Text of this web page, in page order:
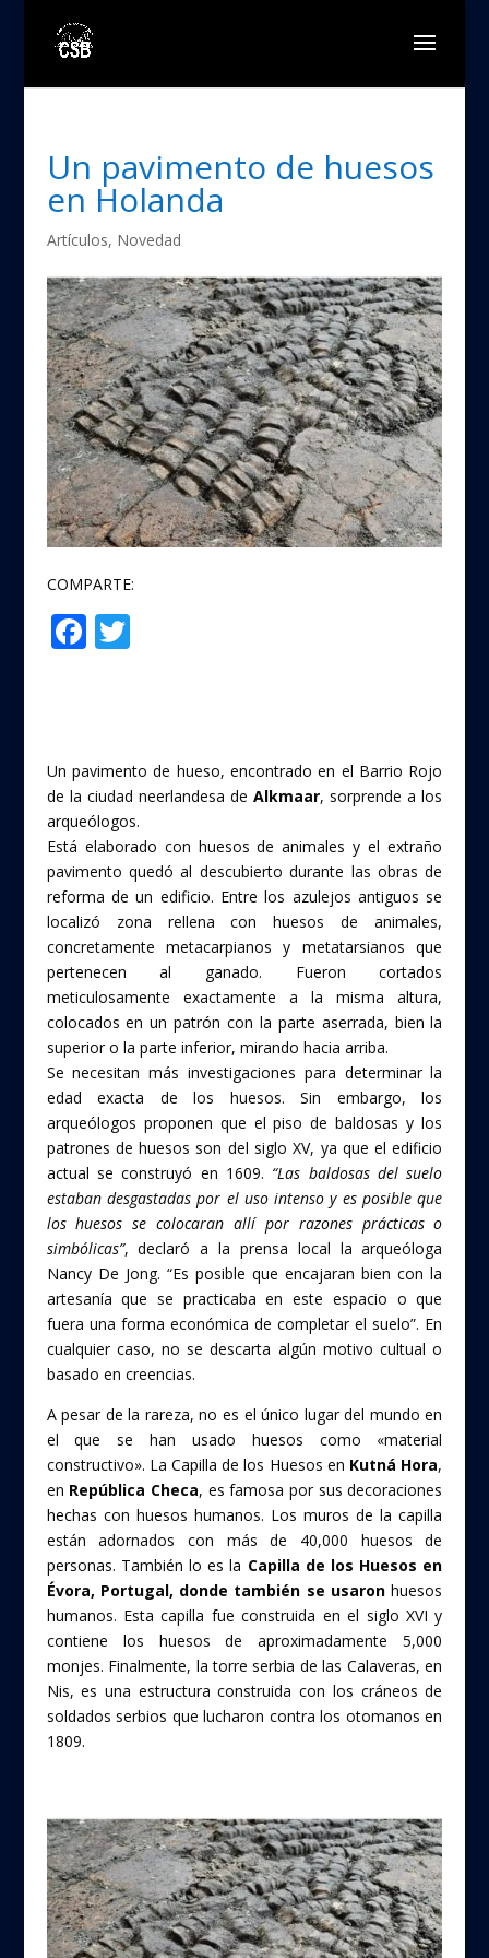
Un pavimento de huesos
en Holanda
Artículos, Novedad
COMPARTE:
F
o
o
k
T
Un pavimento de hueso, encontrado en el Barrio Rojo
de la ciudad neerlandesa deAlkmaar, sorprende a los
arqueólogos.
Está elaborado con huesos de animales y el extraño
pavimento quedó al descubierto durante las obras de
reforma de un edificio. Entre los azulejos antiguos se
localizó zona rellena con huesos de animales,
concretamente metacarpianos y metatarsianos que
pertenecen al ganado. Fueron cortados
meticulosamente exactamente a la misma altura,
colocados en un patrón con la parte aserrada, bien la
superior o la parte inferior, mirando hacia arriba.
Se necesitan más investigaciones para determinar la
edad exacta de los huesos. Sin embargo, los
arqueólogos proponen que el piso de baldosas y los
patrones de huesos son del siglo XV, ya que el edificio
actual se construyó en 1609. “Las baldosas del suelo
estaban desgastadas por el uso intenso y es posible que
los huesos se colocaran allí por razones prácticas o
simbólicas”, declaró a la prensa local la arqueóloga
Nancy De Jong. “Es posible que encajaran bien con la
artesanía que se practicaba en este espacio o que
fuera una forma económica de completar el suelo”. En
cualquier caso, no se descarta algún motivo cultual o
basado en creencias.
A pesar de la rareza, no es el único lugar del mundo en
el que se han usado huesos como «material
constructivo». La Capilla de los Huesos en Kutná Hora,
en República Checa, es famosa por sus decoraciones
hechas con huesos humanos. Los muros de la capilla
están adornados con más de 40,000 huesos de
personas. También lo es la Capilla de los Huesos en
Évora, Portugal, donde también se usaron huesos
humanos. Esta capilla fue construida en el siglo XVI y
contiene los huesos de aproximadamente 5,000
monjes. Finalmente, la torre serbia de las Calaveras, en
Nis, es una estructura construida con los cráneos de
soldados serbios que lucharon contra los otomanos en
1809.